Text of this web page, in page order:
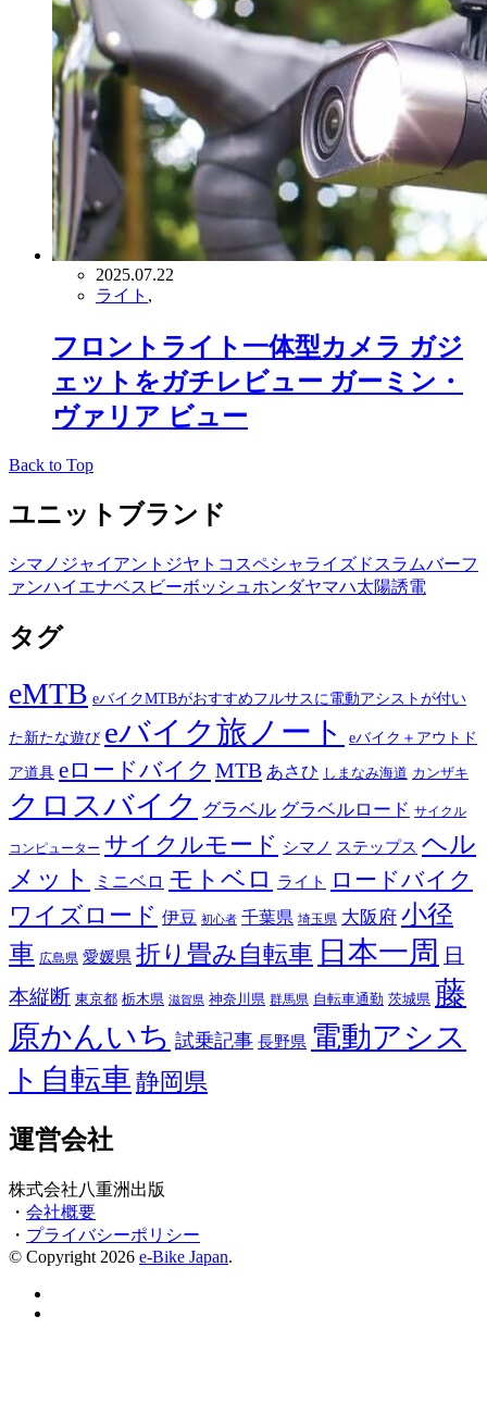
2025.07.22
ライト ,
フロントライト一体型カメラ ガジ
ェットをガチレビュー ガーミン・
ヴァリア ビュー
Back to Top
ユニットブランド
シマノ ジャイアント ジヤトコ スペシャライズド スラムバーフ
ァンハイエナベスビーボッシュ ホンダヤマハ太陽誘電
タグ
eMTB eバイクMTBがおすすめフルサスに電動アシストが付い
た新たな遊び eバイク旅ノート
eバイク＋アウトド
ア道具 eロードバイク MTB あさひ しまなみ海道 カンザキ
クロスバイク グラベル グラベルロード サイクル
コンピューター サイクルモード シマノ ステップス ヘル
メット
ミニベロ モトベロ ライト
ロードバイク
ワイズロード 伊豆 初心者 千葉県 埼玉県 大阪府 小径
車 広島県 愛媛県 折り畳み自転車 日本一周
日
本縦断 東京都 栃木県 滋賀県 神奈川県 群馬県 自転車通勤 茨城県 藤
原かんいち 試乗記事 長野県 電動アシス
ト自転車 静岡県
運営会社
株式会社八重洲出版
・ 会社概要
・ プライバシーポリシー
© Copyright 2026 e-Bike Japan.